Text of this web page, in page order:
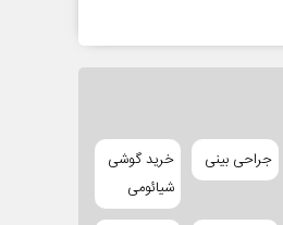
جراحی بینی
خرید گوشی
شیائومی